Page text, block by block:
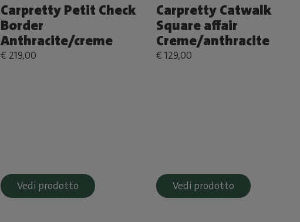
Carpretty Petit Check
Border
Anthracite/creme
€ 219,00
Vedi prodotto
Carpretty Catwalk
Square affair
Creme/anthracite
€ 129,00
Vedi prodotto